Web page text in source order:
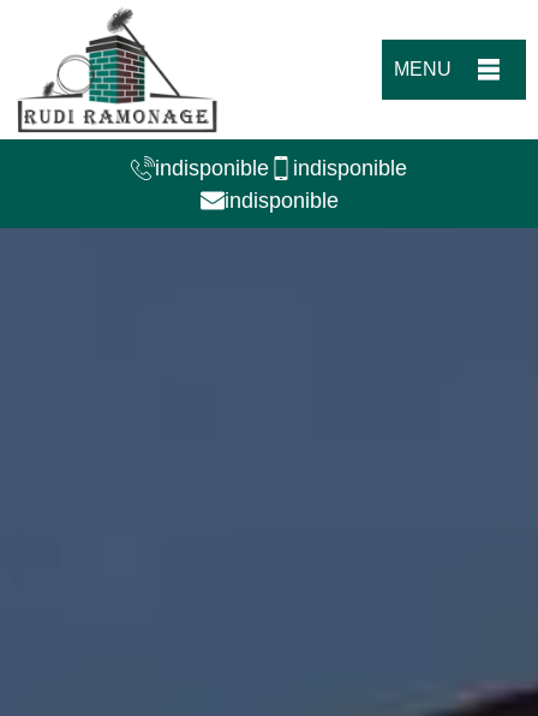
MENU
indisponible
indisponible
indisponible